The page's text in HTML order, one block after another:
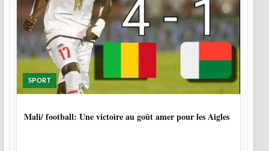
SPORT
Mali/ football: Une victoire au goût amer pour les Aigles